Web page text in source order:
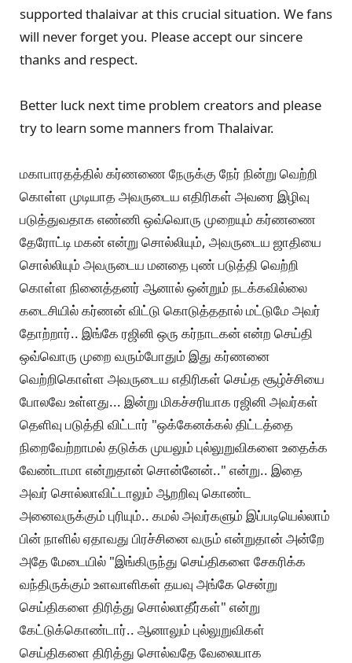
supported thalaivar at this crucial situation. We fans
will never forget you. Please accept our sincere
thanks and respect.
Better luck next time problem creators and please
try to learn some manners from Thalaivar.
மகாபாரதத்தில் கர்ணணை நேருக்கு நேர் நின்று வெற்றி
கொள்ள முடியாத அவருடைய எதிரிகள் அவரை இழிவு
படுத்துவதாக எண்ணி ஒவ்வொரு முறையும் கர்ணணை
தேரோட்டி மகன் என்று சொல்லியும், அவருடைய ஜாதியை
சொல்லியும் அவருடைய மனதை புண் படுத்தி வெற்றி
கொள்ள நினைத்தனர் ஆனால் ஒன்றும் நடக்கவில்லை
கடைசியில் கர்ணன் விட்டு கொடுத்ததால் மட்டுமே அவர்
தோற்றார்.. இங்கே ரஜினி ஒரு கர்நாடகன் என்ற‌ செய்தி
ஒவ்வொரு முறை வரும்போதும் இது கர்ணனை
வெற்றிகொள்ள அவருடைய எதிரிகள் செய்த சூழ்ச்சியை
போலவே உள்ளது... இன்று மிகச்சரியாக ரஜினி அவர்கள்
தெளிவு படுத்தி விட்டார் "ஒக்கேனக்கல் திட்டத்தை
நிறைவேற்றாமல் தடுக்க முயலும் புல்லுறுவிகளை உதைக்க
வேண்டாமா என்றுதான் சொன்னேன்.." என்று.. இதை
அவர் சொல்லாவிட்டாலும் ஆறறிவு கொண்ட
அனைவருக்கும் புரியும்.. கமல் அவர்களும் இப்படியெல்லாம்
பின் நாளில் ஏதாவது பிரச்சினை வரும் என்றுதான் அன்றே
அதே மேடையில் "இங்கிருந்து செய்திகளை சேகரிக்க
வந்திருக்கும் உளவாளிகள் தயவு அங்கே சென்று
செய்திகளை திரித்து சொல்லாதீர்கள்" என்று
கேட்டுக்கொண்டார்.. ஆனாலும் புல்லுறுவிகள்
செய்திகளை திரித்து சொல்வதே வேலையாக